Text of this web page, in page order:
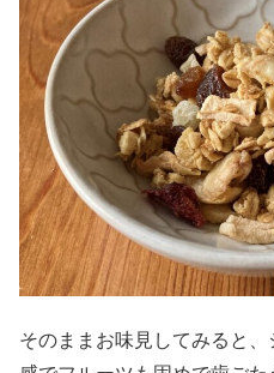
そのままお味見してみると